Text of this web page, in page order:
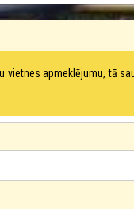
apmeklējumu, tā